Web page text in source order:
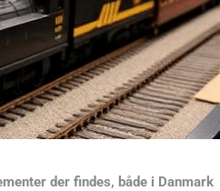
der findes, både i Danmark